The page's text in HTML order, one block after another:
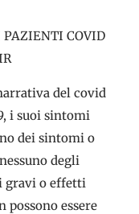
COVID
del covid
i suoi sintomi
dei sintomi o
degli
gravi o effetti
essere